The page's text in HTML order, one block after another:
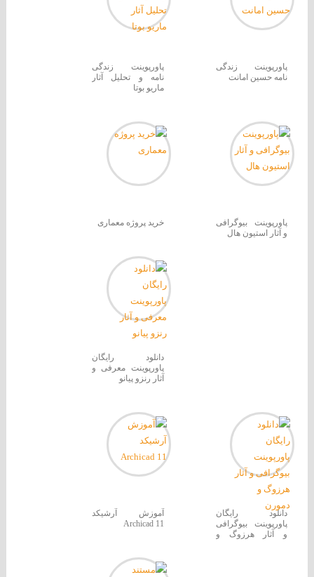
پاورپوینت زندگی
نامه حسین امانت
پاورپوینت زندگی
نامه و تحلیل آثار
ماریو بوتا
پاورپوینت بیوگرافی
و آثار استیون هال
خرید پروژه معماری
دانلود رایگان
پاورپوینت معرفی و
آثار رنزو پیانو
دانلود رایگان
پاورپوینت بیوگرافی
و آثار هرزوگ و
آموزش آرشیکد
Archicad 11